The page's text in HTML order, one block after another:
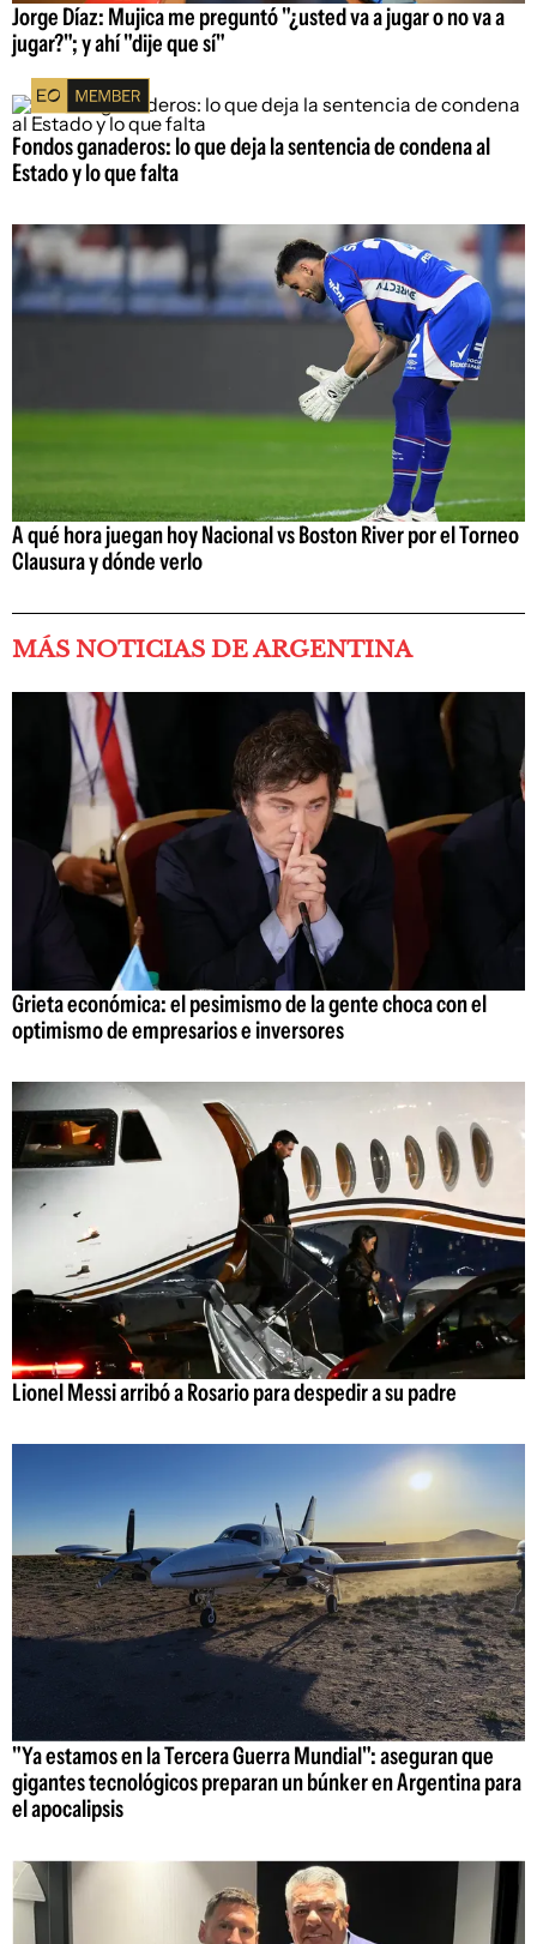
Jorge Díaz: Mujica me preguntó "¿usted va a jugar o no va a
jugar?"; y ahí "dije que sí"
Fondos ganaderos: lo que deja la sentencia de condena al
Estado y lo que falta
A qué hora juegan hoy Nacional vs Boston River por el Torneo
Clausura y dónde verlo
MÁS NOTICIAS DE ARGENTINA
Grieta económica: el pesimismo de la gente choca con el
optimismo de empresarios e inversores
Lionel Messi arribó a Rosario para despedir a su padre
"Ya estamos en la Tercera Guerra Mundial": aseguran que
gigantes tecnológicos preparan un búnker en Argentina para
el apocalipsis